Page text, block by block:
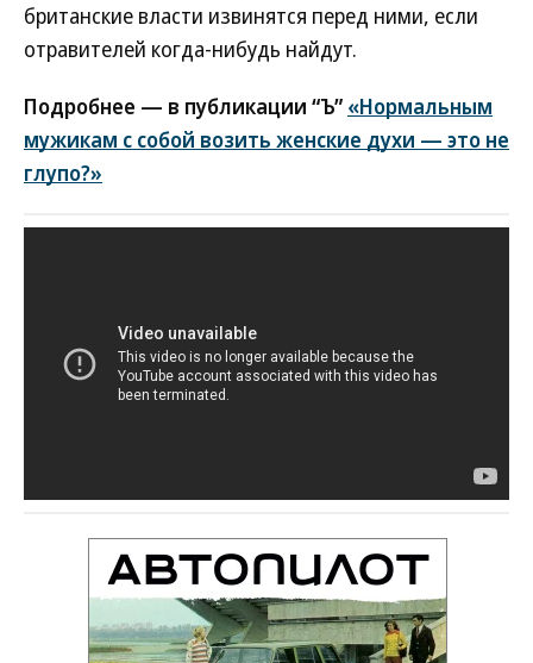
британские власти извинятся перед ними, если
отравителей когда-нибудь найдут.
Подробнее — в публикации “Ъ” «Нормальным
мужикам с собой возить женские духи — это не
глупо?»